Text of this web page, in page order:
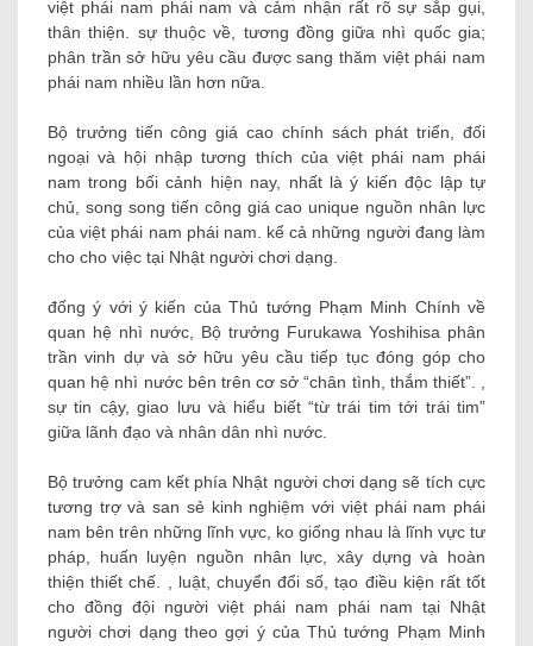
việt phái nam phái nam và cảm nhận rất rõ sự sắp gụi,
thân thiện. sự thuộc về, tương đồng giữa nhì quốc gia;
phân trần sở hữu yêu cầu được sang thăm việt phái nam
phái nam nhiều lần hơn nữa.
Bộ trưởng tiến công giá cao chính sách phát triển, đối
ngoại và hội nhập tương thích của việt phái nam phái
nam trong bối cảnh hiện nay, nhất là ý kiến độc lập tự
chủ, song song tiến công giá cao unique nguồn nhân lực
của việt phái nam phái nam. kể cả những người đang làm
cho cho việc tại Nhật người chơi dạng.
đống ý với ý kiến của Thủ tướng Phạm Minh Chính về
quan hệ nhì nước, Bộ trưởng Furukawa Yoshihisa phân
trần vinh dự và sở hữu yêu cầu tiếp tục đóng góp cho
quan hệ nhì nước bên trên cơ sở “chân tình, thắm thiết”. ,
sự tin cậy, giao lưu và hiểu biết “từ trái tim tới trái tim”
giữa lãnh đạo và nhân dân nhì nước.
Bộ trưởng cam kết phía Nhật người chơi dạng sẽ tích cực
tương trợ và san sẻ kinh nghiệm với việt phái nam phái
nam bên trên những lĩnh vực, ko giống nhau là lĩnh vực tư
pháp, huấn luyện nguồn nhân lực, xây dựng và hoàn
thiện thiết chế. , luật, chuyển đổi số, tạo điều kiện rất tốt
cho đồng đội người việt phái nam phái nam tại Nhật
người chơi dạng theo gợi ý của Thủ tướng Phạm Minh